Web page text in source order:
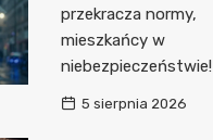
przekracza normy,
mieszkańcy w
niebezpieczeństwie!
5 sierpnia 2026